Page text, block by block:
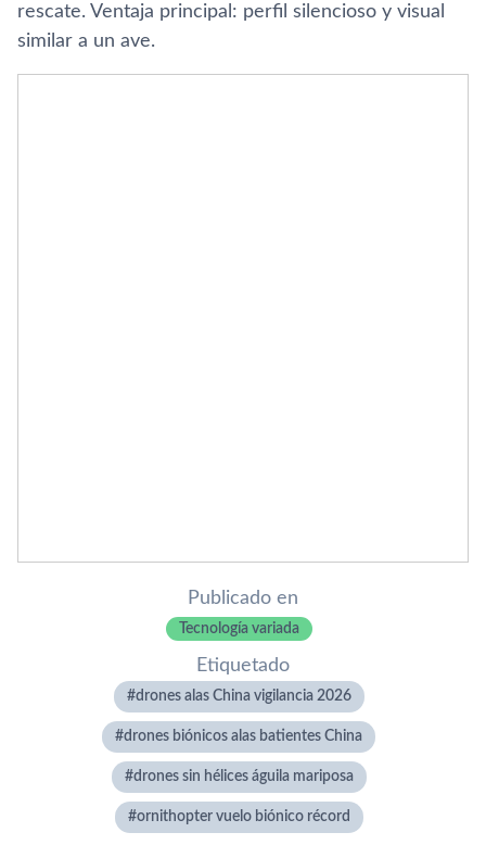
rescate. Ventaja principal: perfil silencioso y visual
similar a un ave.
Publicado en
Tecnología variada
Etiquetado
drones alas China vigilancia 2026
drones biónicos alas batientes China
drones sin hélices águila mariposa
ornithopter vuelo biónico récord